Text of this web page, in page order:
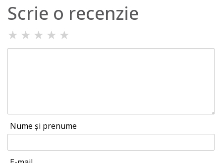
Scrie o recenzie
★ ★ ★ ★ ★
Nume și prenume